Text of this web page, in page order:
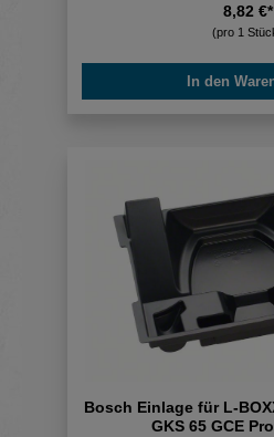
8,82 €*
(pro 1
In den
Bosch Einlage für L-
GKS 65 GCE